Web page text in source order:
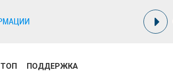
ТОП ПОДДЕРЖКА